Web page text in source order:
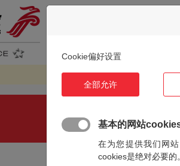
订单号/
Cookie偏好设置
全部允许
基本的网站
在为您提供我们网
cookies是绝对必要的